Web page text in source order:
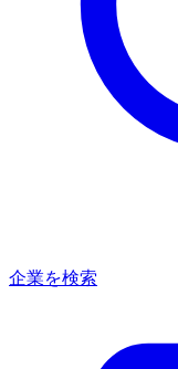
企業を検索